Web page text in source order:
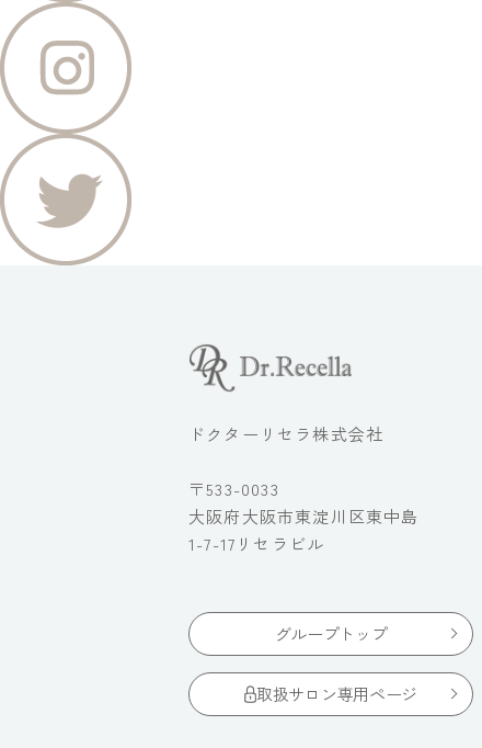
ドクターリセラ株式会社
〒533-0033
大阪府大阪市東淀川区東中島
1-7-17リセラビル
グループトップ
取扱サロン専用ページ